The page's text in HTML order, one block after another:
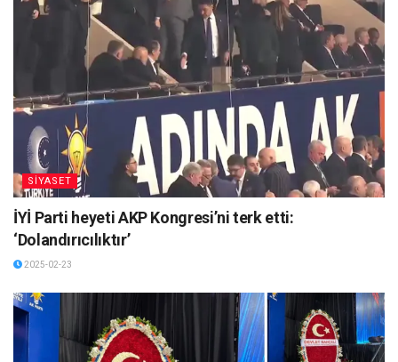
SİYASET
İYİ Parti heyeti AKP Kongresi’ni terk etti:
‘Dolandırıcılıktır’
2025-02-23